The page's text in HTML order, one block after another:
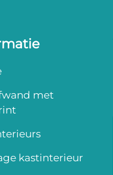
met
kastinterieur